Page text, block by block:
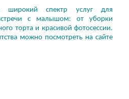
широкий спектр услуг для
с малышом: от уборки
торта и красивой фотосессии.
можно посмотреть на сайте